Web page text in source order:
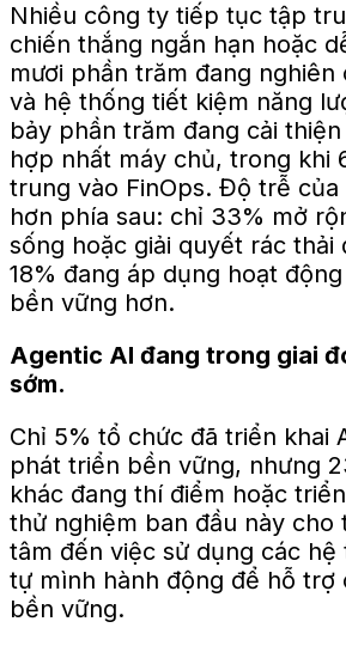
Nhiều công ty tiếp tục tập
chiến thắng ngắn hạn hoặc
mươi phần trăm đang nghiên
và hệ thống tiết kiệm năng
bảy phần trăm đang cải
hợp nhất máy chủ, trong khi
trung vào FinOps. Độ trễ của
hơn phía sau: chỉ 33% mở
sống hoặc giải quyết rác thải
18% đang áp dụng hoạt
bền vững hơn.
Agentic AI đang trong giai
sớm.
Chỉ 5% tổ chức đã triển khai
phát triển bền vững, nhưng
khác đang thí điểm hoặc
thử nghiệm ban đầu này cho
tâm đến việc sử dụng các
tự mình hành động để hỗ trợ
bền vững.